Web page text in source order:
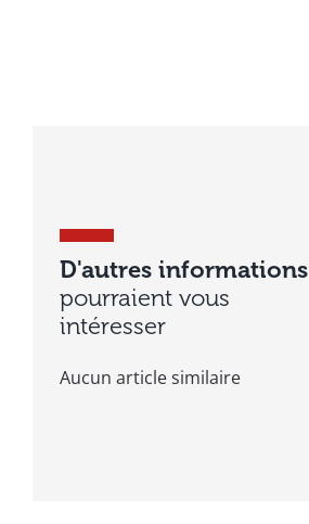
D'autres informations
pourraient vous
intéresser
Aucun article similaire